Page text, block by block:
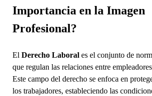
Importancia en la Imagen
Profesional?
El Derecho Laborales el conjunto de
que regulan las relaciones entre
Este campo del derecho se enfoca en
los trabajadores, estableciendo las